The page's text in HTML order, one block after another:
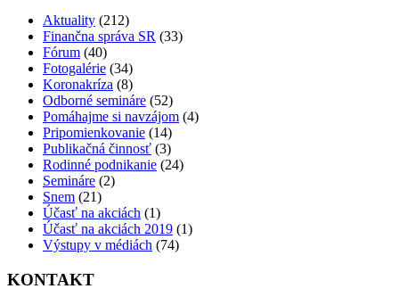
Aktuality (212)
Finančna správa SR (33)
Fórum (40)
Fotogalérie (34)
Koronakríza (8)
Odborné semináre (52)
Pomáhajme si navzájom (4)
Pripomienkovanie (14)
Publikačná činnosť (3)
Rodinné podnikanie (24)
Semináre (2)
Snem (21)
Účasť na akciách (1)
Účasť na akciách 2019 (1)
Výstupy v médiách (74)
KONTAKT